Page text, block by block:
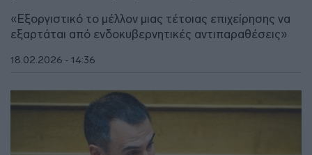
«Εξοργιστικό το μέλλον μιας τέτοιας επιχείρησης να
εξαρτάται από ενδοκυβερνητικές αντιπαραθέσεις»
18.02.2026 - 14:36